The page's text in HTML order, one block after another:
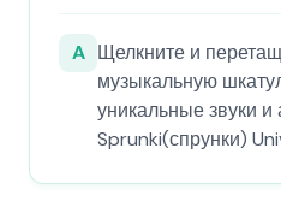
A Щелкните и
музыкальную
уникальные звуки
Sprunki(спрунки)